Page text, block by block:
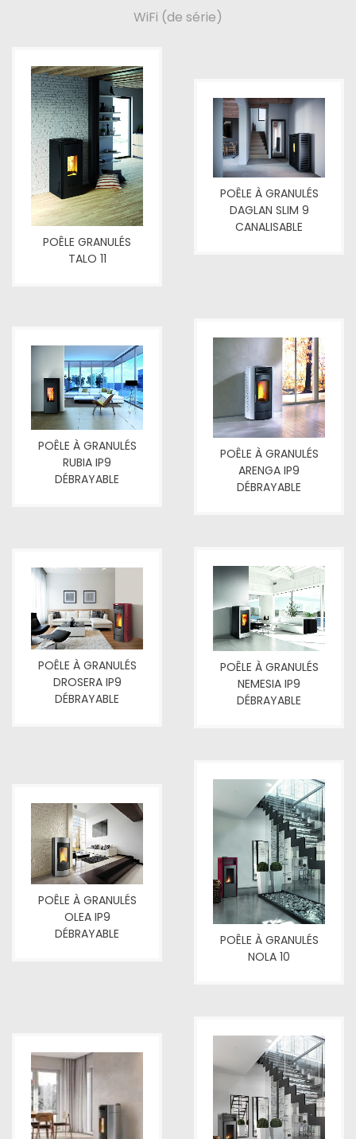
WiFi (de série)
POÊLE GRANULÉS
TALO 11
POÊLE À GRANULÉS
DAGLAN SLIM 9
CANALISABLE
POÊLE À GRANULÉS
RUBIA IP9
DÉBRAYABLE
POÊLE À GRANULÉS
ARENGA IP9
DÉBRAYABLE
POÊLE À GRANULÉS
DROSERA IP9
DÉBRAYABLE
POÊLE À GRANULÉS
NEMESIA IP9
DÉBRAYABLE
POÊLE À GRANULÉS
OLEA IP9
DÉBRAYABLE
POÊLE À GRANULÉS
NOLA 10